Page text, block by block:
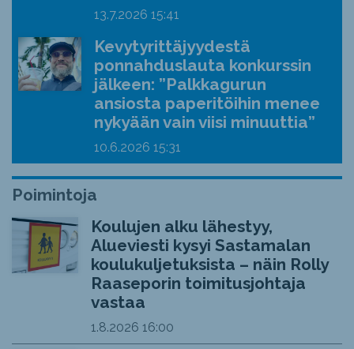
13.7.2026 15:41
Kevytyrittäjyydestä
ponnahduslauta konkurssin
jälkeen: ”Palkkagurun
ansiosta paperitöihin menee
nykyään vain viisi minuuttia”
10.6.2026 15:31
Poimintoja
Koulujen alku lähestyy,
Alueviesti kysyi Sastamalan
koulukuljetuksista – näin Rolly
Raaseporin toimitusjohtaja
vastaa
1.8.2026 16:00